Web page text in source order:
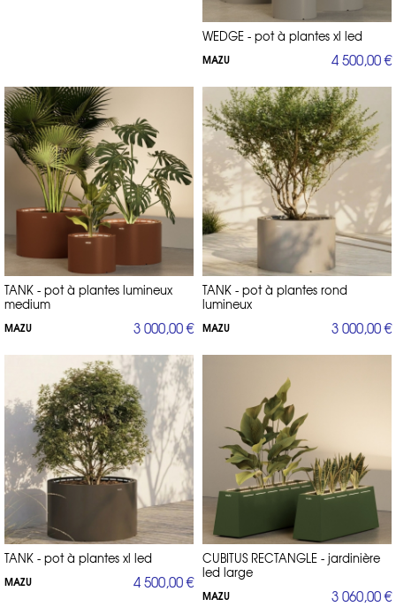
WEDGE - pot à plantes xl led
MAZU 4 500,00 €
TANK - pot à plantes lumineux
medium
MAZU 3 000,00 €
TANK - pot à plantes rond
lumineux
MAZU 3 000,00 €
TANK - pot à plantes xl led
MAZU 4 500,00 €
CUBITUS RECTANGLE - jardinière
led large
MAZU 3 060,00 €